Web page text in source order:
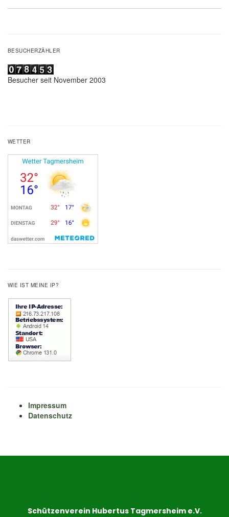
BESUCHERZÄHLER
Besucher seit November 2003
WETTER
WIE IST MEINE IP?
Impressum
Datenschutz
Schützenverein Hubertus Tagmersheim e.V.